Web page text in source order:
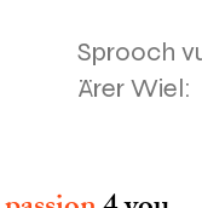
Sprooch
Ärer Wiel: